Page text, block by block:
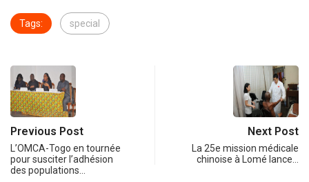
Tags: special
Previous Post
L’OMCA-Togo en tournée
pour susciter l’adhésion
des populations…
Next Post
La 25e mission médicale
chinoise à Lomé lance…